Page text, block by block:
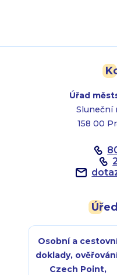
Úřad
Sluneční
158 00
Osobní a
doklady,
Czech Point,